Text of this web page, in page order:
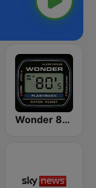
Wonder 80's